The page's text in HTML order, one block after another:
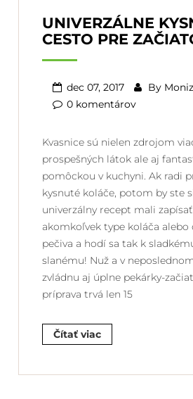
UNIVERZÁLNE
CESTO PRE
dec 07, 2017 By
0 komentárov
Kvasnice sú nielen zdrojom
prospešných látok ale aj
pomôckou v kuchyni. Ak radi
kysnuté koláče, potom by ste
univerzálny recept mali
akomkoľvek type koláča alebo
pečiva a hodí sa tak k
slanému! Nuž a v
zvládnu aj úplne pekárky-
príprava trvá len 15
Čítať viac